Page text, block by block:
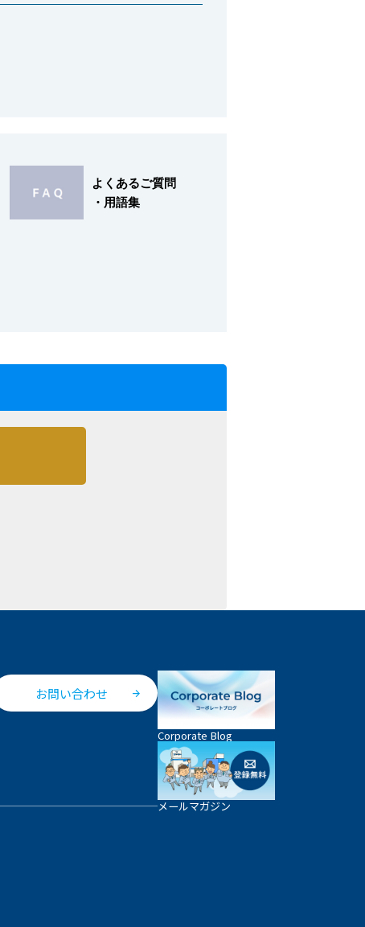
よくあるご質問
・用語集
お問い合わせ
Corporate Blog
メールマガジン